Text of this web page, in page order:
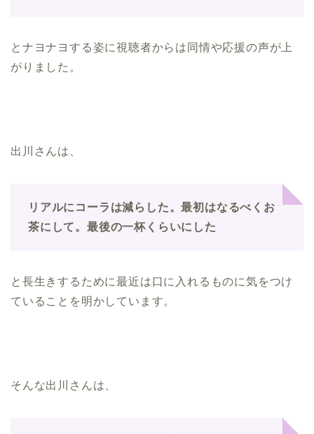
とナヨナヨする姿に視聴者からは同情や応援の声が上
がりました。
出川さんは、
リアルにコーラは減らした。最初はなるべくお
茶にして。最後の一杯くらいにした
と長生きするために最近は口に入れるものに気をつけ
ていることを明かしています。
そんな出川さんは、